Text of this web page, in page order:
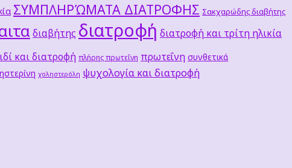
ΣΥΜΠΛΗΡΏΜΑΤΑ ΔΙΑΤΡΟΦΗΣ Σακχαρώδης διαβήτης
διαβήτης διατροφή διατροφή και τρίτη ηλικία
και διατροφή πλήρης πρωτεΐνη πρωτεΐνη συνθετικά
χοληστερόλη ψυχολογία και διατροφή